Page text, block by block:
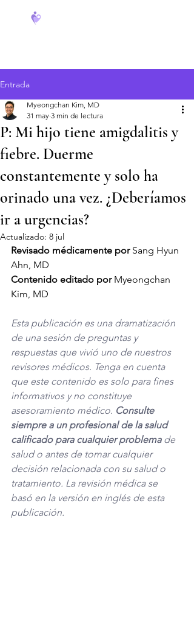
Entrada
P: Mi hijo tiene amigdalitis y
fiebre. Duerme
constantemente y solo ha
orinado una vez. ¿Deberíamos
ir a urgencias?
Myeongchan Kim, MD
31 may 3 min de lectura
Actualizado: 8 jul
Revisado médicamente por Sang Hyun
Ahn, MD
Contenido editado por Myeongchan
Kim, MD
Esta publicación es una dramatización
de una sesión de preguntas y
respuestas que vivió uno de nuestros
revisores médicos. Tenga en cuenta
que este contenido es solo para fines
informativos y no constituye
asesoramiento médico. Consulte
siempre a un profesional de la salud
calificado para cualquier problema de
salud o antes de tomar cualquier
decisión relacionada con su salud o
tratamiento. La revisión médica se
basó en la versión en inglés de esta
publicación.